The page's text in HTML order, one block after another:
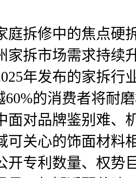
拆修中的焦点硬
拆市场需求持续
年发布的家拆行
的消费者将耐
对品牌鉴别难、
关心的饰面材料
专利数量、权势